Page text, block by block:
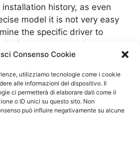
Consenso Cookie
utilizziamo tecnologie come i cookie
alle informazioni del dispositivo. Il
ci permetterà di elaborare dati come il
o ID unici su questo sito. Non
può influire negativamente su alcune
history, as even
model it is not very easy
the specific driver to
It turns out that every
is a sort of trial-and-
nice.
a dangerous mind